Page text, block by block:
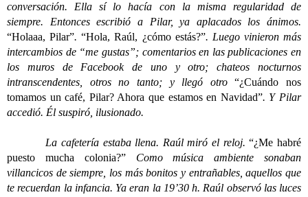
conversación. Ella sí lo hacía con la misma regularidad de
siempre. Entonces escribió a Pilar, ya aplacados los ánimos.
“Holaaa, Pilar”.“Hola, Raúl, ¿cómo estás?”. Luego vinieron más
intercambios de “me gustas”; comentarios en las publicaciones en
los muros de Facebook de uno y otro; chateos nocturnos
intranscendentes, otros no tanto; y llegó otro“¿Cuándo nos
tomamos un café, Pilar? Ahora que estamos en Navidad”. Y Pilar
accedió. Él suspiró, ilusionado.
La cafetería estaba llena. Raúl miró el reloj.“¿Me habré
puesto mucha colonia?”Como música ambiente sonaban
villancicos de siempre, los más bonitos y entrañables, aquellos que
te recuerdan la infancia. Ya eran la 19’30 h. Raúl observó las luces